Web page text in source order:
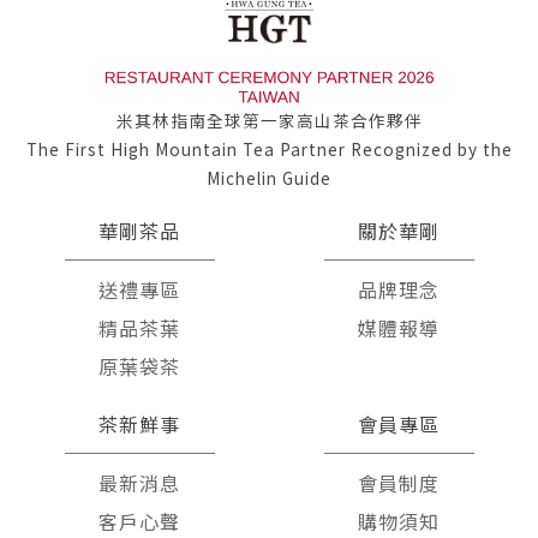
米其林指南全球第一家高山茶合作夥伴
The First High Mountain Tea Partner Recognized by the
Michelin Guide
華剛茶品
送禮專區
精品茶葉
原葉袋茶
關於華剛
品牌理念
媒體報導
茶新鮮事
最新消息
客戶心聲
會員專區
會員制度
購物須知